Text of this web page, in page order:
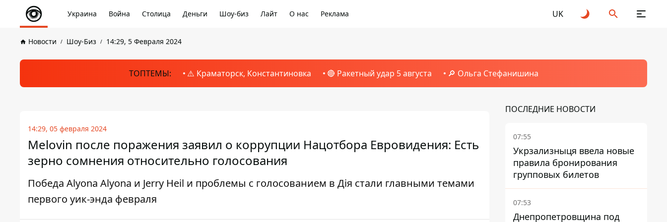
Украина Война Столица Деньги Шоу-биз Лайт О нас Реклама UK
Новости Шоу-Биз 14:29, 5 Февраля 2024
ТОПТЕМЫ: ⚠️ Краматорск, Константиновка 🔴 Ракетный удар 5 августа 🔎 Ольга Стефанишина
14:29, 05 февраля 2024
Melovin после поражения заявил о коррупции Нацотбора Евровидения: Есть
зерно сомнения относительно голосования
Победа Alyona Alyona и Jerry Heil и проблемы с голосованием в Дія стали главными темами
первого уик-энда февраля
ПОСЛЕДНИЕ НОВОСТИ
07:55
Укрзализныця ввела новые
правила бронирования
групповых билетов
07:53
Днепропетровщина под